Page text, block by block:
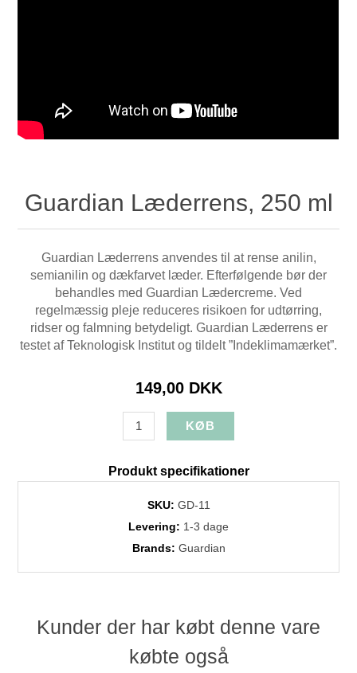
Guardian Læderrens, 250 ml
Guardian Læderrens anvendes til at rense anilin,
semianilin og dækfarvet læder. Efterfølgende bør der
behandles med Guardian Lædercreme. Ved
regelmæssig pleje reduceres risikoen for udtørring,
ridser og falmning betydeligt. Guardian Læderrens er
testet af Teknologisk Institut og tildelt ”Indeklimamærket”.
149,00 DKK
Produkt specifikationer
SKU: GD-11
Levering: 1-3 dage
Brands: Guardian
Kunder der har købt denne vare
købte også